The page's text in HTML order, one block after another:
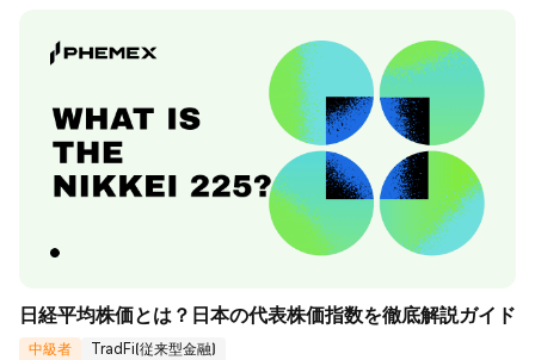
日経平均株価とは？日本の代表株価指数を徹底解説ガイド
中級者
TradFi(従来型金融)